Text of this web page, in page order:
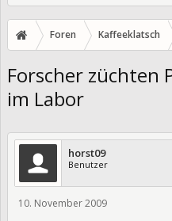
Foren Kaffeeklatsch
Forscher züchten
im Labor
horst09
Benutzer
10. November 2009